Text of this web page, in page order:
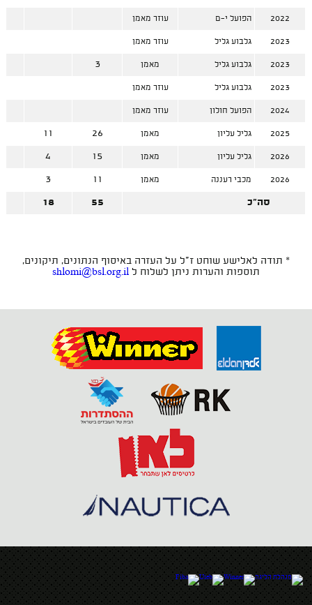
2022 הפועל י-ם עוזר מאמן
2023 גלבוע גליל עוזר מאמן
2023 גלבוע גליל מאמן 3
2023 גלבוע גליל עוזר מאמן
2024 הפועל חולון עוזר מאמן
2025 גליל עליון מאמן 26
11
2026 גליל עליון מאמן 15
4
2026 מכבי רעננה מאמן 11
3
סה"כ 55
18
* תודה לאלישע שוחט ז"ל על העזרה באיסוף הנתונים, תיקונים,
תוספות והערות ניתן לשלוח ל shlomi@bsl.org.il